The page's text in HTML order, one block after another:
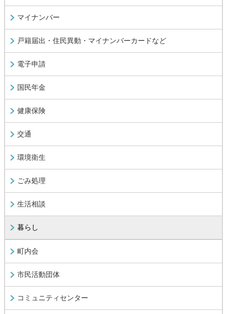
マイナンバー
戸籍届出・住民異動・マイナンバーカードなど
電子申請
国民年金
健康保険
交通
環境衛生
ごみ処理
生活相談
暮らし
町内会
市民活動団体
コミュニティセンター